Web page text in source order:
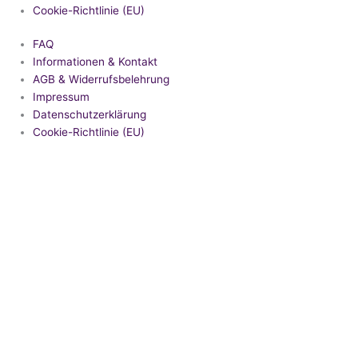
Cookie-Richtlinie (EU)
FAQ
Informationen & Kontakt
AGB & Widerrufsbelehrung
Impressum
Datenschutzerklärung
Cookie-Richtlinie (EU)